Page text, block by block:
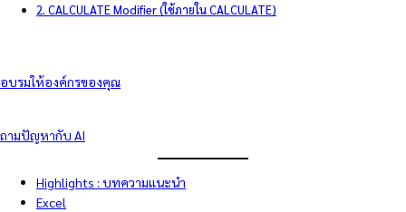
2. CALCULATE Modifier (ใช้ภายใน CALCULATE)
อบรมให้องค์กรของคุณ
ถามปัญหากับ AI
Highlights : บทความแนะนำ
Excel